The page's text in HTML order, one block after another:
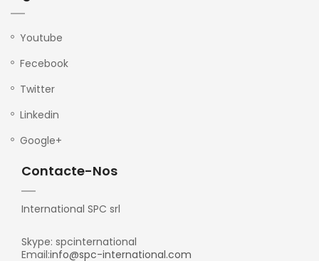
Youtube
Fecebook
Twitter
Linkedin
Google+
Contacte-Nos
International SPC srl
Skype: spcinternational
Email:info@spc-international.com